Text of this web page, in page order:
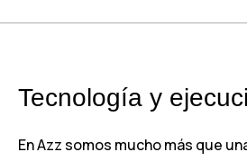
Tecnología y
En Azz somos mucho más que